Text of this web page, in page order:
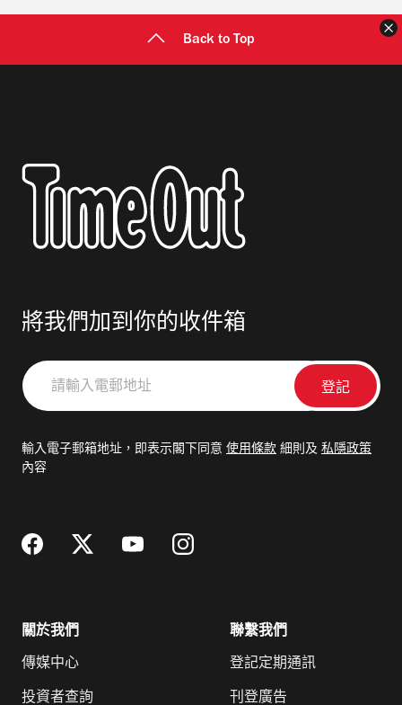
Back to Top
將我們加到你的收件箱
請
輸
郵
輸入電子郵箱地址，即表示閣下同意 使用條款 細則及 私隱政策
內容
關於我們
傳媒中心
投資者查詢
聯繫我們
登記定期通訊
刊登廣告